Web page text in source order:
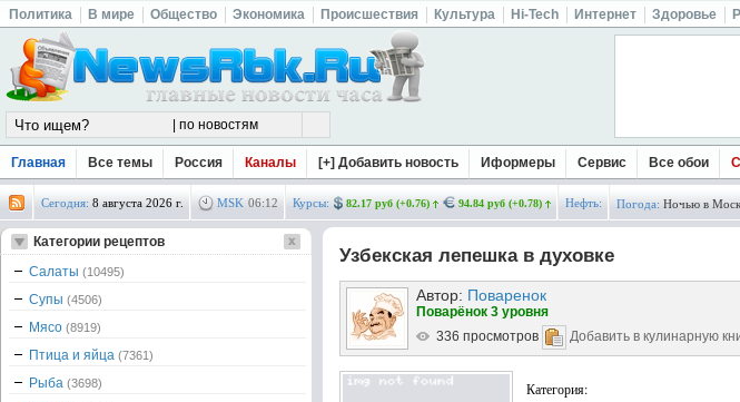
Политика В мире Общество Экономика Происшествия Культура Hi-Tech Интернет Здоровье
Главная Все темы Россия Каналы [+] Добавить новость Иформеры Сервис Все обои
Сегодня: 8 августа 2026 г. MSK 06:12 Курсы: 82.17 руб (+0.76) 94.84 руб (+0.78) Нефть: Погода: Ночью в
Узбекская лепешка в духовке
Автор: Поваренок
Поварёнок 3 уровня
336 просмотров
Добавить в кулинарную
Категория:
Категории рецептов
Салаты (10495)
Супы (4506)
Мясо (8919)
Птица и яйца (7361)
Рыба (3698)